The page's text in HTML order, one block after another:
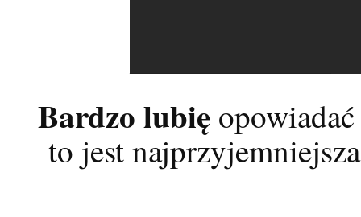
Bardzo lubię
to jest